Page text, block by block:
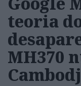
teoria
MH370